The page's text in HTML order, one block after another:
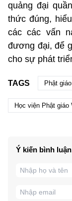
quảng đại
thức đúng,
các các vấn
đương đại, để
cho sự phát
TAGS Phật giáo
Học viện Phật giáo
Ý kiến bình